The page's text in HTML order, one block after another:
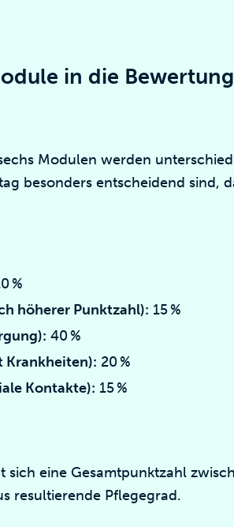
in die
Modulen werden
besonders entscheidend sind,
%
höherer Punktzahl): 15 %
40 %
Krankheiten): 20 %
Kontakte): 15 %
sich eine Gesamtpunktzahl
resultierende Pflegegrad.